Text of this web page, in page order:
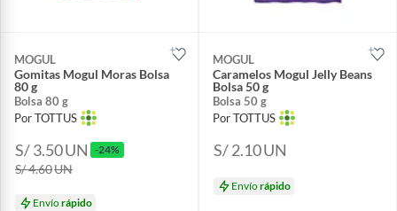
MOGUL
Gomitas Mogul Moras Bolsa
80 g
Bolsa 80 g
Por TOTTUS
S/ 3.50UN -24%
S/ 4.60UN
Envíorápido
MOGUL
Caramelos Mogul Jelly Beans
Bolsa 50 g
Bolsa 50 g
Por TOTTUS
S/ 2.10UN
Envíorápido